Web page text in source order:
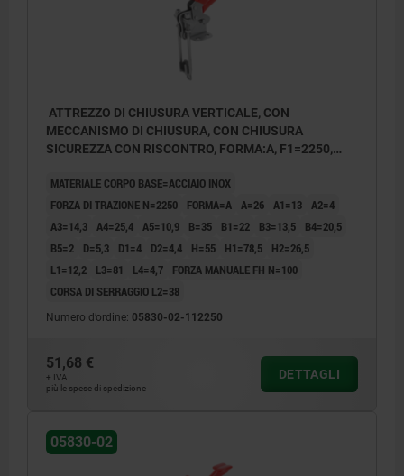
ATTREZZO DI CHIUSURA VERTICALE, CON
MECCANISMO DI CHIUSURA, CON CHIUSURA
SICUREZZA CON RISCONTRO, FORMA:A, F1=2250,
RESISTENTE AGLI OLII
MATERIALE CORPO BASE=ACCIAIO INOX
FORZA DI TRAZIONE N=2250
FORMA=A A=26 A1=13 A2=4
A3=14,3 A4=25,4 A5=10,9 B=35 B1=22 B3=13,5
B4=20,5
B5=2
D=5,3 D1=4 D2=4,4 H=55 H1=78,5
H2=26,5
L1=12,2
L3=81 L4=4,7
FORZA MANUALE FH N=100
CORSA DI SERRAGGIO L2=38
Numero d’ordine: 05830-02-112250
51,68 €
+ IVA
più le spese di spedizione
DETTAGLI
05830-02